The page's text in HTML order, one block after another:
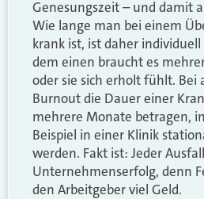
Genesungszeit – und damit
Wie lange man bei einem
krank ist, ist daher individuell
dem einen braucht es
oder sie sich erholt fühlt. Bei
Burnout die Dauer einer
mehrere Monate betragen,
Beispiel in einer Klinik
werden. Fakt ist: Jeder
Unternehmenserfolg, denn
den Arbeitgeber viel Geld.